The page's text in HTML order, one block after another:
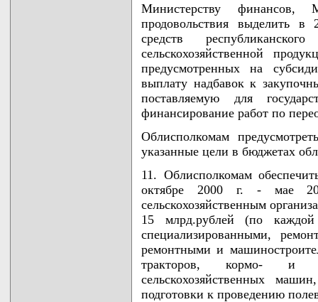
Министерству финансов,
продовольствия выделить
средств
сельскохозяйственной
предусмотренных на
выплату надбавок к
поставляемую для
финансирование работ по
Облисполкомам
указанные цели в бюджетах
11. Облисполкомам
октябре 2000 г. - мае
сельскохозяйственным
15 млрд.рублей (по
специализированными,
ремонтными и
тракторов, кормо- и
сельскохозяйственных
подготовки к проведению